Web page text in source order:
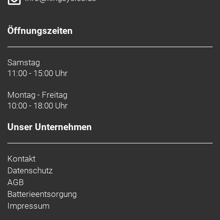
Öffnungszeiten
Samstag
11:00 - 15:00 Uhr
Montag - Freitag
10:00 - 18:00 Uhr
Unser Unternehmen
Kontakt
Datenschutz
AGB
Batterieentsorgung
Impressum